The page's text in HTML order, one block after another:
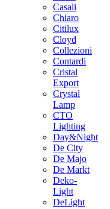
Casali
Chiaro
Citilux
Cloyd
Collezioni
Contardi
Cristal
Export
Crystal
Lamp
CTO
Lighting
Day&Night
De City
De Majo
De Markt
Deko-
Light
DeLight